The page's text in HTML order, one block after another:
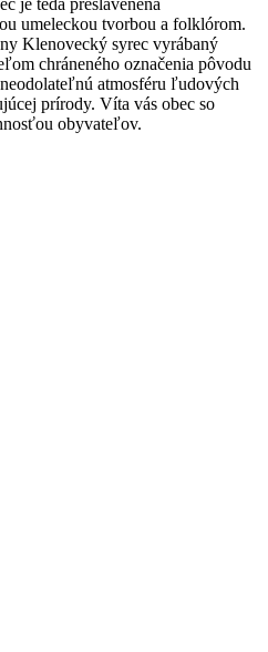
je teda preslávenená
umeleckou tvorbou a folklórom.
Klenovecký syrec vyrábaný
chráneného označenia pôvodu
atmosféru ľudových
prírody. Víta vás obec so
obyvateľov.